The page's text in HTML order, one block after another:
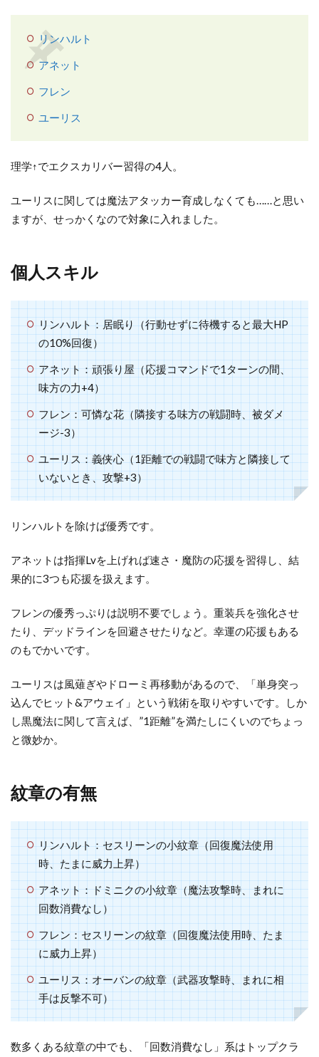
ト
2
ス
の
4
技
能
面
4.1
リン
ハル
ト
4.2
アネ
ット
4.3
4.4
ユー
伝
プ
5.1
ト
アネ
ット
5.3
フレ
ン
5.4
ユー
リス
6
ウ
リンハルト
アネット
フレン
ユーリス
理学↑でエクスカリバー習得の4人。
ユーリスに関しては魔法アタッカー育成しなくても……と思い
ますが、せっかくなので対象に入れました。
個人スキル
リンハルト：居眠り（行動せずに待機すると最大HP
の10%回復）
アネット：頑張り屋（応援コマンドで1ターンの間、
味方の力+4）
フレン：可憐な花（隣接する味方の戦闘時、被ダメ
ージ-3）
ユーリス：義侠心（1距離での戦闘で味方と隣接して
いないとき、攻撃+3）
リンハルトを除けば優秀です。
アネットは指揮Lvを上げれば速さ・魔防の応援を習得し、結
果的に3つも応援を扱えます。
フレンの優秀っぷりは説明不要でしょう。重装兵を強化させ
たり、デッドラインを回避させたりなど。幸運の応援もある
のもでかいです。
ユーリスは風薙ぎやドローミ再移動があるので、「単身突っ
込んでヒット&アウェイ」という戦術を取りやすいです。しか
し黒魔法に関して言えば、”1距離”を満たしにくいのでちょっ
と微妙か。
紋章の有無
リンハルト：セスリーンの小紋章（回復魔法使用
時、たまに威力上昇）
アネット：ドミニクの小紋章（魔法攻撃時、まれに
回数消費なし）
フレン：セスリーンの紋章（回復魔法使用時、たま
に威力上昇）
ユーリス：オーバンの紋章（武器攻撃時、まれに相
手は反撃不可）
数多くある紋章の中でも、「回数消費なし」系はトップクラ